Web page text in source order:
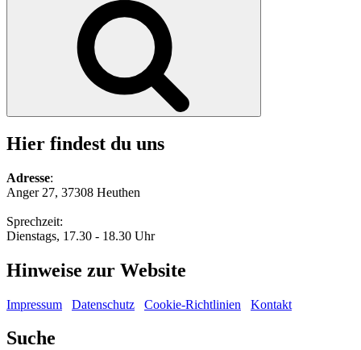
Hier findest du uns
Adresse:
Anger 27, 37308 Heuthen
Sprechzeit:
Dienstags, 17.30 - 18.30 Uhr
Hinweise zur Website
Impressum Datenschutz Cookie-Richtlinien Kontakt
Suche